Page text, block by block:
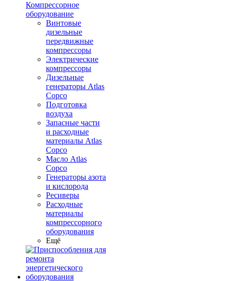
Компрессорное
оборудование
Винтовые
дизельные
передвижные
компрессоры
Электрические
компрессоры
Дизельные
генераторы Atlas
Copco
Подготовка
воздуха
Запасные части
и расходные
материалы Atlas
Copco
Масло Atlas
Copco
Генераторы азота
и кислорода
Ресиверы
Расходные
материалы
компрессорного
оборудования
Ещё